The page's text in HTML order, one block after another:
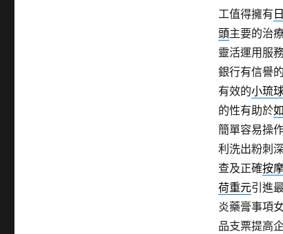
工值得擁有
頭主要的治
靈活運用服
銀行有信譽
有效的小琉
的性有助於
簡單容易操
利洗出粉刺
查及正確按
荷重元引進
炎藥膏事項
品支票提高